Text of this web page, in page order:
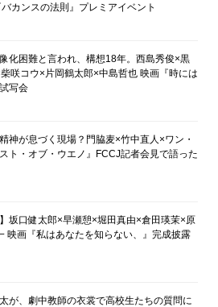
カンスの法則』プレミアイベント
化困難と言われ、構想18年。西島秀俊×黒
咲コウ×片岡鶴太郎×中島哲也 映画『時には
写会
神が息づく現場？門脇麦×竹中直人×ワン・
ト・オブ・ウエノ』FCCJ記者会見で語った
】坂口健太郎×早瀬憩×堀田真由×倉田瑛茉×原
映画『私はあなたを知らない、』完成披露
が、劇中教師の衣裳で高校生たちの質問に